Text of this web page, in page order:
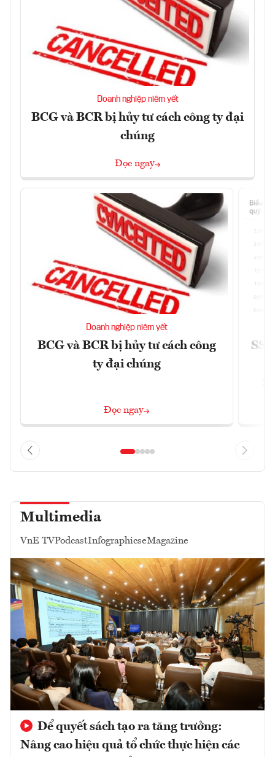
Doanh nghiệp niêm yết
BCG và BCR bị hủy tư cách công ty đại
chúng
Đọc ngay
Doanh nghiệp niêm yết
BCG và BCR bị hủy tư cách công
ty đại chúng
Đọc ngay
SSI
Multimedia
VnE TVPodcastInfographicseMagazine
Để quyết sách tạo ra tăng trưởng:
Nâng cao hiệu quả tổ chức thực hiện các